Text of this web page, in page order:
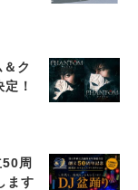
ク
！
周
ます